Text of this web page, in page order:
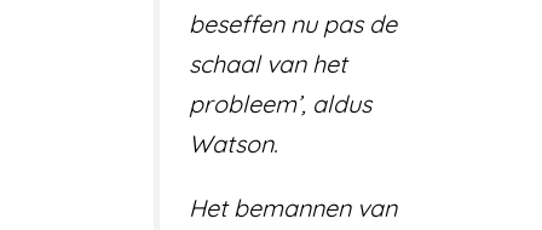
beseffen nu pas de
schaal van het
probleem’, aldus
Watson.
Het bemannen van